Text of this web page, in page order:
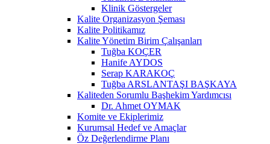
Klinik Göstergeler
Kalite Organizasyon Şeması
Kalite Politikamız
Kalite Yönetim Birim Çalışanları
Tuğba KOÇER
Hanife AYDOS
Serap KARAKOÇ
Tuğba ARSLANTAŞI BAŞKAYA
Kaliteden Sorumlu Başhekim Yardımcısı
Dr. Ahmet OYMAK
Komite ve Ekiplerimiz
Kurumsal Hedef ve Amaçlar
Öz Değerlendirme Planı